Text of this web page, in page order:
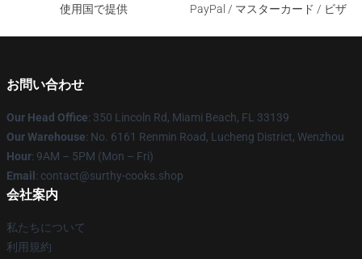
使用国で提供
PayPal / マスターカード / ビザ
お問い合わせ
Our Head Office: 350 Lincoln Rd, Miami Beach, FL 33139
Our Warehouse: No. 6161 Renmin Road, Lucheng District, Wenzhou
Hour: 9AM – 5PM (Mon – Fri)
Email : contact@surthy-cooks.shop
会社案内
私たちについて
利用規約